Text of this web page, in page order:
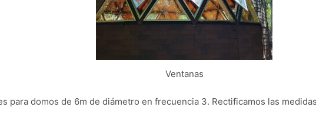
Ventanas
para domos de 6m de diámetro en frecuencia 3. Rectificamos las